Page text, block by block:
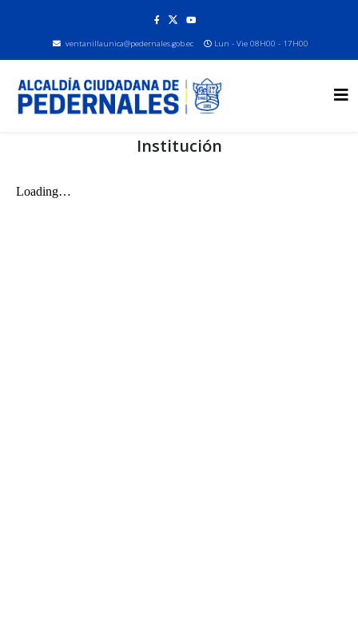
ventanillaunica@pedernales.gob.ec Lun - Vie 08H00 - 17H00
Institución